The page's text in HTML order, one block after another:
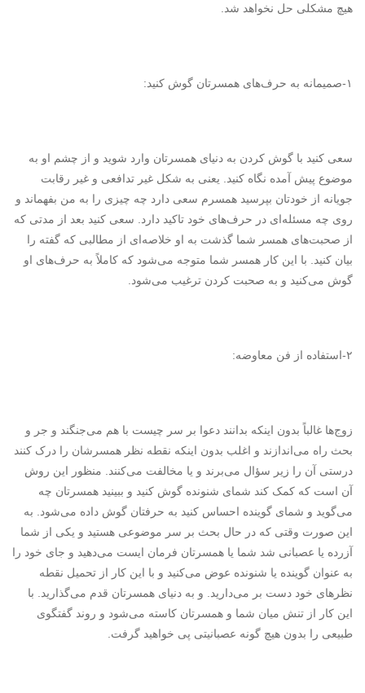
هیچ مشکلی حل نخواهد شد.
۱-صمیمانه به حرف‌های همسرتان گوش کنید:
سعی کنید با گوش کردن به دنیای همسرتان وارد شوید و از چشم او به
موضوع پیش آمده نگاه کنید. یعنی به شکل غیر تدافعی و غیر رقابت
جویانه از خودتان بپرسید همسرم سعی دارد چه چیزی را به من بفهماند و
روی چه مسئله‌ای در حرف‌های خود تاکید دارد. سعی کنید بعد از مدتی که
از صحبت‌های همسر شما گذشت به او خلاصه‌ای از مطالبی که گفته را
بیان کنید. با این کار همسر شما متوجه می‌شود که کاملاً به حرف‌های او
گوش می‌کنید و به صحبت کردن ترغیب می‌شود.
۲-استفاده از فن معاوضه:
زوج‌ها غالباً بدون اینکه بدانند دعوا بر سر چیست با هم می‌جنگند و جر و
بحث راه می‌اندازند و اغلب بدون اینکه نقطه نظر همسرشان را درک کنند
درستی آن را زیر سؤال می‌برند و یا مخالفت می‌کنند. منظور این روش
آن است که کمک کند شمای شنونده گوش کنید و ببینید همسرتان چه
می‌گوید و شمای گوینده احساس کنید به حرفتان گوش داده می‌شود. به
این صورت وقتی که در حال بحث بر سر موضوعی هستید و یکی از شما
آزرده یا عصبانی شد شما یا همسرتان فرمان ایست می‌دهید و جای خود را
به عنوان گوینده یا شنونده عوض می‌کنید و با این کار از تحمیل نقطه
نظرهای خود دست بر می‌دارید. و به دنیای همسرتان قدم می‌گذارید. با
این کار از تنش میان شما و همسرتان کاسته می‌شود و روند گفتگوی
طبیعی را بدون هیچ گونه عصبانیتی پی خواهید گرفت.